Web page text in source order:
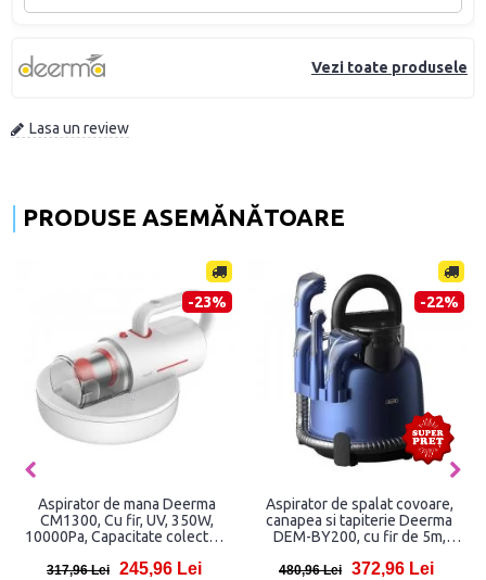
Vezi toate produsele
Lasa un review
PRODUSE ASEMĂNĂTOARE
-23%
Aspirator de mana Deerma
CM1300, Cu fir, UV, 350W,
10000Pa, Capacitate colectare
317,96 Lei 245,96 Lei
-22%
Aspirator de spalat covoare,
canapea si tapiterie Deerma
DEM-BY200, cu fir de 5m,
rezervoare apa curata si apa
480,96 Lei 372,96 Lei